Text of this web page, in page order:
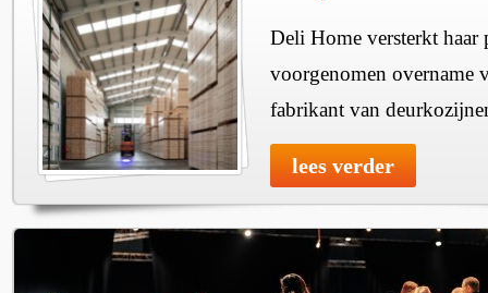
Deli Home versterkt haar
voorgenomen overname
fabrikant van
lees verder